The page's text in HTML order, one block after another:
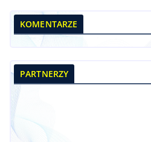
KOMENTARZE
PARTNERZY